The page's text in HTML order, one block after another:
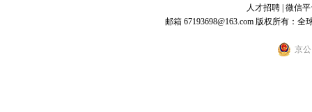
人才招聘 微信
邮箱 67193698@163.com 版权所有：全
京公